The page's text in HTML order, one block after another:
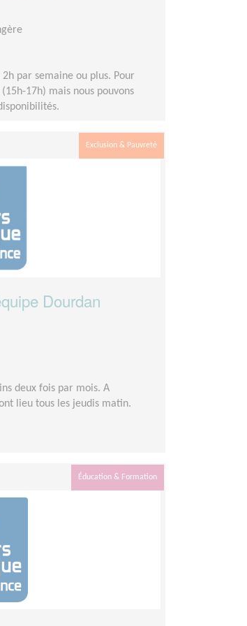
par semaine ou plus. Pour
17h) mais nous pouvons
Exclusion & Pauvreté
Dourdan
deux fois par mois. A
lieu tous les jeudis matin.
Éducation & Formation